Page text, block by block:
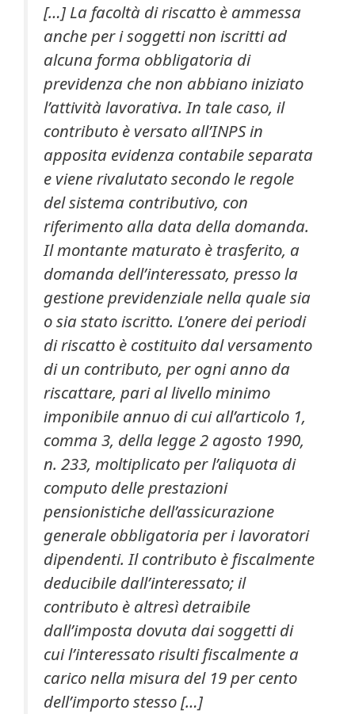
[…] La facoltà di riscatto è ammessa
anche per i soggetti non iscritti ad
alcuna forma obbligatoria di
previdenza che non abbiano iniziato
l’attività lavorativa. In tale caso, il
contributo è versato all’INPS in
apposita evidenza contabile separata
e viene rivalutato secondo le regole
del sistema contributivo, con
riferimento alla data della domanda.
Il montante maturato è trasferito, a
domanda dell’interessato, presso la
gestione previdenziale nella quale sia
o sia stato iscritto. L’onere dei periodi
di riscatto è costituito dal versamento
di un contributo, per ogni anno da
riscattare, pari al livello minimo
imponibile annuo di cui all’articolo 1,
comma 3, della legge 2 agosto 1990,
n. 233, moltiplicato per l’aliquota di
computo delle prestazioni
pensionistiche dell’assicurazione
generale obbligatoria per i lavoratori
dipendenti. Il contributo è fiscalmente
deducibile dall’interessato; il
contributo è altresì detraibile
dall’imposta dovuta dai soggetti di
cui l’interessato risulti fiscalmente a
carico nella misura del 19 per cento
dell’importo stesso […]